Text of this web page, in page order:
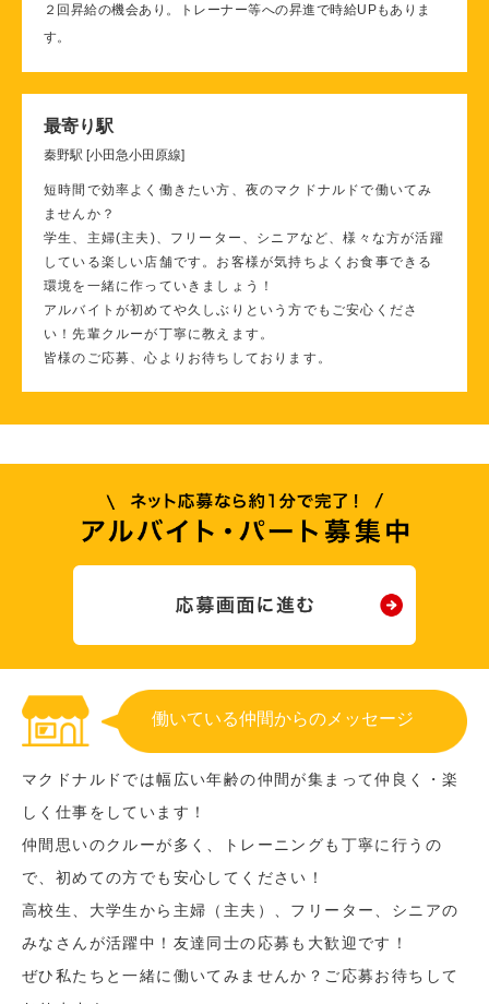
２回昇給の機会あり。トレーナー等への昇進で時給UPもありま
す。
最寄り駅
秦野駅 [小田急小田原線]
短時間で効率よく働きたい方、夜のマクドナルドで働いてみ
ませんか？
学生、主婦(主夫)、フリーター、シニアなど、様々な方が活躍
している楽しい店舗です。お客様が気持ちよくお食事できる
環境を一緒に作っていきましょう！
アルバイトが初めてや久しぶりという方でもご安心くださ
い！先輩クルーが丁寧に教えます。
皆様のご応募、心よりお待ちしております。
働いている仲間からのメッセージ
マクドナルドでは幅広い年齢の仲間が集まって仲良く・楽
しく仕事をしています！
仲間思いのクルーが多く、トレーニングも丁寧に行うの
で、初めての方でも安心してください！
高校生、大学生から主婦（主夫）、フリーター、シニアの
みなさんが活躍中！友達同士の応募も大歓迎です！
ぜひ私たちと一緒に働いてみませんか？ご応募お待ちして